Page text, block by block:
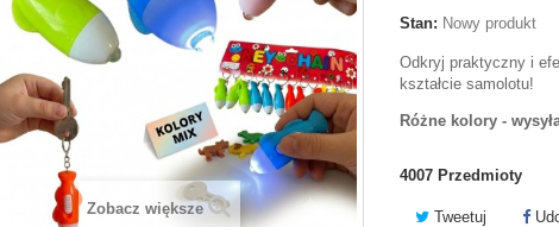
Zobacz większe
Stan: Nowy produkt
Odkryj praktyczny i
kształcie samolotu!
Różne kolory -
4007 Przedmioty
Tweetuj